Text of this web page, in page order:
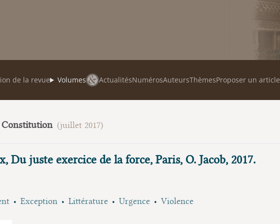
de la revue Volumes ActualitésNumérosAuteursThèmesProposer un article
Constitution (juillet 2017)
juste exercice de la force, Paris, O. Jacob, 2017.
Exception Littérature Urgence Violence